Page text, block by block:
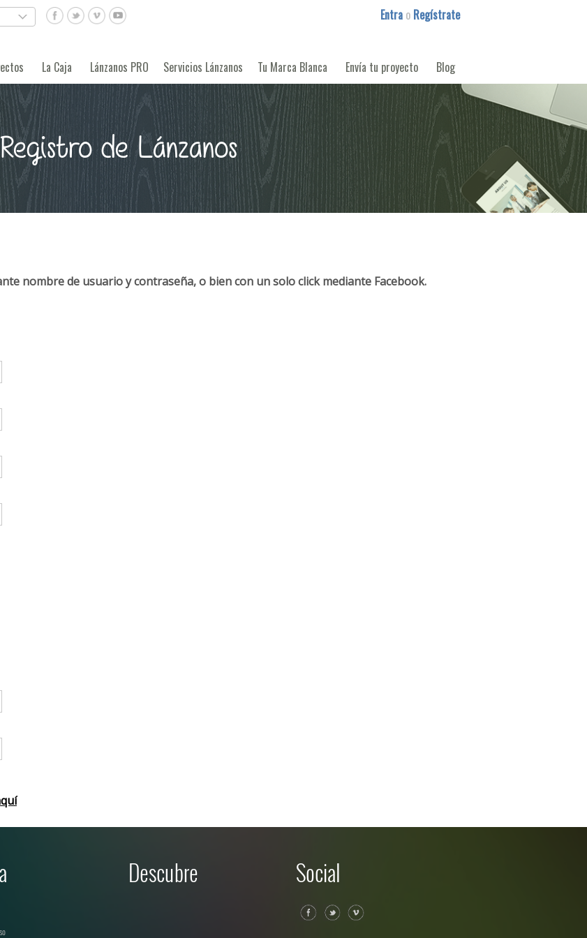
. Entra o Regístrate
La Caja Lánzanos PRO Servicios Lánzanos Tu Marca Blanca Envía tu proyecto Blog
Registro de Lánzanos
nombre de usuario y contraseña, o bien con un solo click mediante Facebook.
Descubre Social